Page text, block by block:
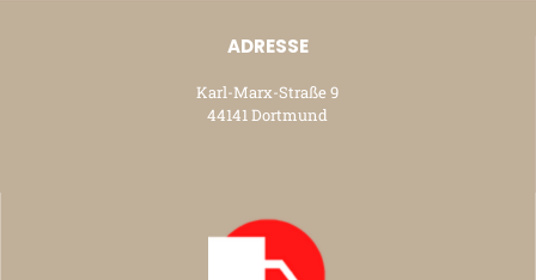
ADRESSE
Karl-Marx-Straße 9
44141 Dortmund